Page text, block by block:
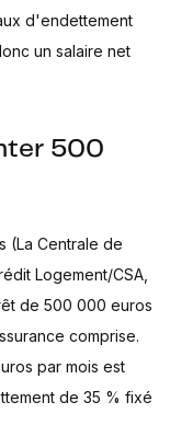
d'endettement
un salaire net
500
(La Centrale de
Logement/CSA,
de 500 000 euros
comprise.
par mois est
de 35 % fixé